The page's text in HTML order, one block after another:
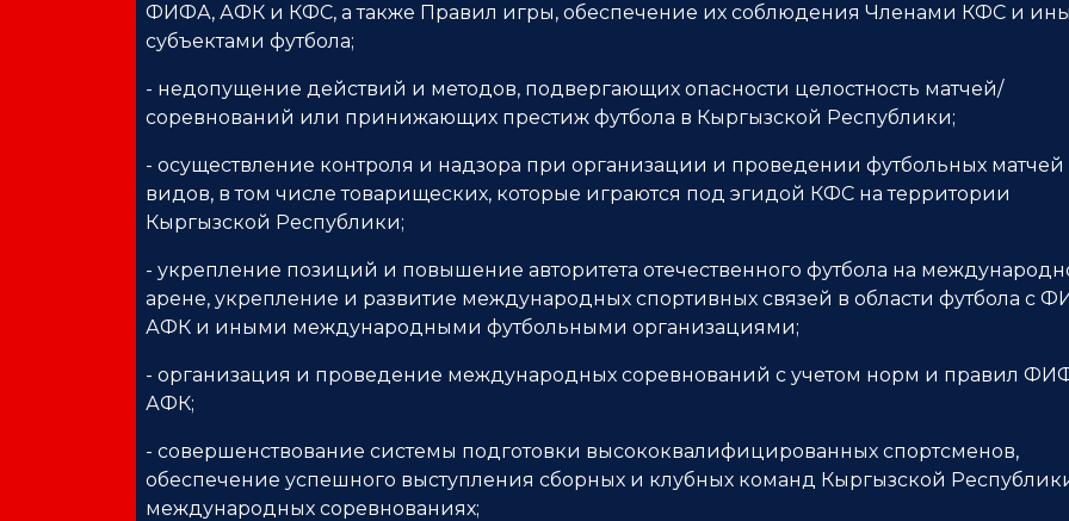
ФИФА, АФК и КФС, а также Правил игры, обеспечение их соблюдения Членами КФС и
субъектами футбола;
- недопущение действий и методов, подвергающих опасности целостность матчей/
соревнований или принижающих престиж футбола в Кыргызской Республики;
- осуществление контроля и надзора при организации и проведении футбольных матчей
видов, в том числе товарищеских, которые играются под эгидой КФС на территории
Кыргызской Республики;
- укрепление позиций и повышение авторитета отечественного футбола на
арене, укрепление и развитие международных спортивных связей в области футбола с
АФК и иными международными футбольными организациями;
- организация и проведение международных соревнований с учетом норм и правил
АФК;
- совершенствование системы подготовки высококвалифицированных спортсменов,
обеспечение успешного выступления сборных и клубных команд Кыргызской
международных соревнованиях;